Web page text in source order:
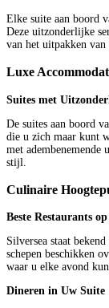
Elke suite aan boord
Deze uitzonderlijke
van het uitpakken van
Luxe
Suites met
De suites aan boord
die u zich maar kunt
met adembenemende
stijl.
Culinaire
Beste Restaurants op
Silversea staat
schepen beschikken
waar u elke avond
Dineren in Uw Suite